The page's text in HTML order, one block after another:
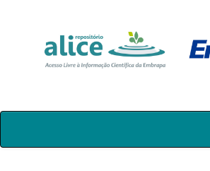
Skip